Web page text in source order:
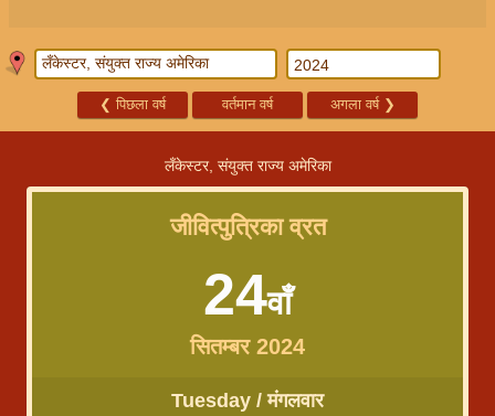
❮ पिछला वर्ष वर्तमान वर्ष अगला वर्ष ❯
लँकेस्टर, संयुक्त राज्य अमेरिका
जीवित्पुत्रिका व्रत
24वाँ
सितम्बर 2024
Tuesday / मंगलवार